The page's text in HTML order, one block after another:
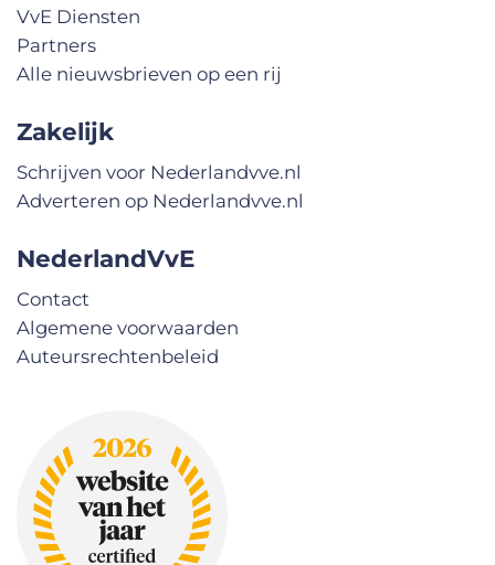
VvE Diensten
Partners
Alle nieuwsbrieven op een rij
Zakelijk
Schrijven voor Nederlandvve.nl
Adverteren op Nederlandvve.nl
NederlandVvE
Contact
Algemene voorwaarden
Auteursrechtenbeleid